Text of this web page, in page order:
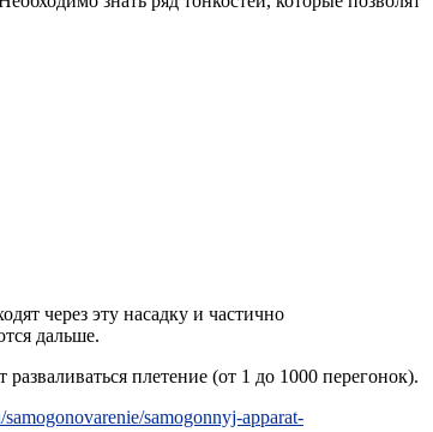
через эту насадку и частично
дальше.
плетение (от 1 до 1000 перегонок).
samogonnyj-apparat-